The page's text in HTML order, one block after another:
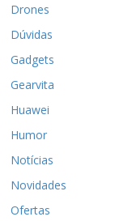
Drones
Dúvidas
Gadgets
Gearvita
Huawei
Humor
Notícias
Novidades
Ofertas